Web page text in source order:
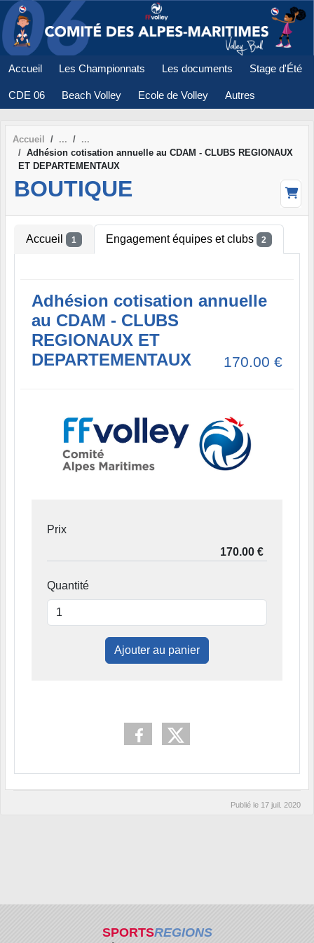
Accueil Les Championnats Les documents Stage d'Été
CDE 06 Beach Volley Ecole de Volley Autres
Accueil
Adhésion cotisation annuelle au CDAM - CLUBS REGIONAUX
ET DEPARTEMENTAUX
BOUTIQUE
Accueil 1 Engagement équipes et clubs 2
Adhésion cotisation annuelle
au CDAM - CLUBS
REGIONAUX ET
DEPARTEMENTAUX
170.00 €
Prix
Quantité
Ajouter au panier
Publié le 17 juil. 2020
SPORTSREGIONS
Panneau de gestion des cookies